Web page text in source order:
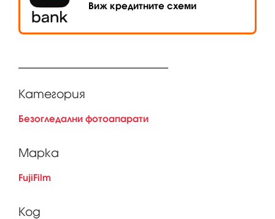
Виж кредитните схеми
Категория
Безогледални фотоапарати
Марка
FujiFilm
Код